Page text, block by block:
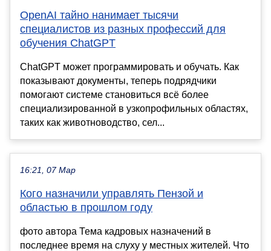
OpenAI тайно нанимает тысячи
специалистов из разных профессий для
обучения ChatGPT
ChatGPT может программировать и обучать. Как
показывают документы, теперь подрядчики
помогают системе становиться всё более
специализированной в узкопрофильных областях,
таких как животноводство, сел...
16:21, 07 Мар
Кого назначили управлять Пензой и
областью в прошлом году
фото автора Тема кадровых назначений в
последнее время на слуху у местных жителей. Что